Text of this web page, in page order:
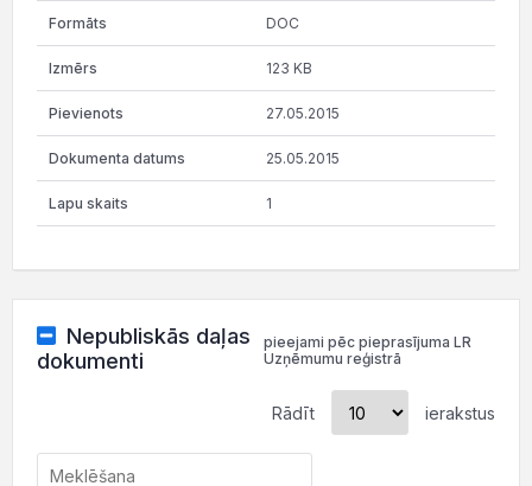
DOC
123 KB
27.05.2015
25.05.2015
1
Nepubliskās daļas
dokumenti
pieejami pēc pieprasījuma LR
Uzņēmumu reģistrā
Rādīt ierakstus